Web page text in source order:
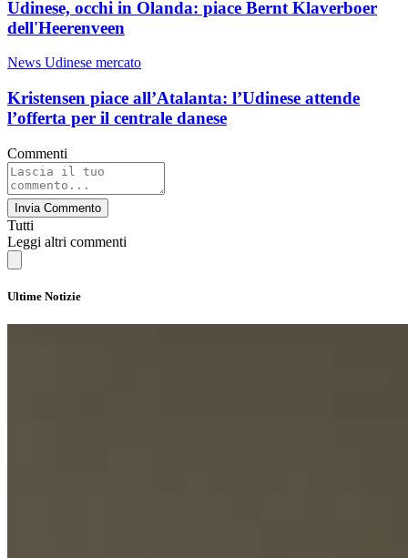
Udinese, occhi in Olanda: piace Bernt Klaverboer
dell'Heerenveen
News Udinese mercato
Kristensen piace all’Atalanta: l’Udinese attende
l’offerta per il centrale danese
Commenti
Invia Commento
Tutti
Leggi altri commenti
Ultime Notizie